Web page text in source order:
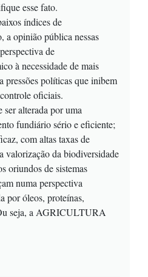
esse fato.
índices de
a opinião pública nessas
de
à necessidade de mais
pressões políticas que inibem
oficiais.
ser alterada por uma
fundiário sério e eficiente;
com altas taxas de
valorização da biodiversidade
oriundos de sistemas
numa perspectiva
por óleos, proteínas,
seja, a AGRICULTURA